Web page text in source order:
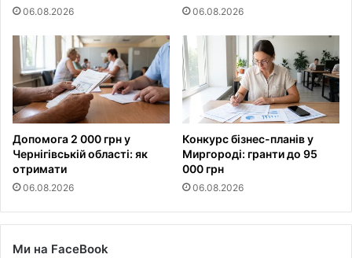
06.08.2026 06.08.2026
Допомога 2 000 грн у
Чернігівській області: як
отримати
06.08.2026
Конкурс бізнес-планів у
Миргороді: гранти до 95
000 грн
06.08.2026
Ми на FaceBook